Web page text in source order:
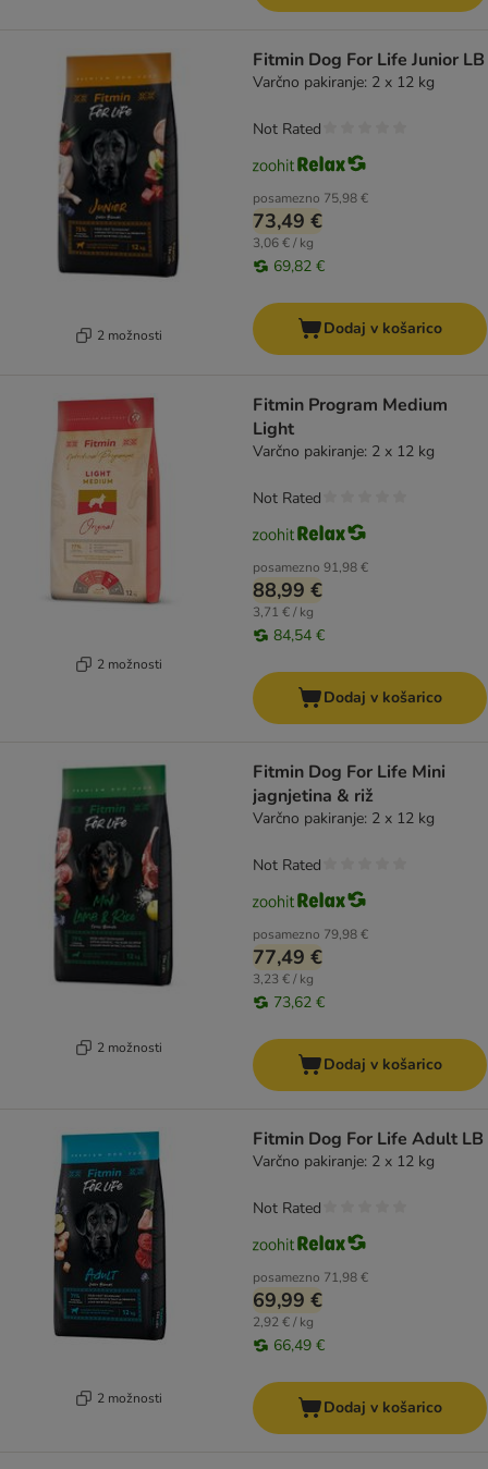
2 možnosti
Fitmin Dog For Life Junior LB
Varčno pakiranje: 2 x 12 kg
posamezno 75,98 €
73,49 €
3,06 € / kg
69,82 €
Not Rated
Dodaj v košarico
2 možnosti
Fitmin Program Medium
Light
Varčno pakiranje: 2 x 12 kg
posamezno 91,98 €
88,99 €
3,71 € / kg
84,54 €
Not Rated
Dodaj v košarico
2 možnosti
Fitmin Dog For Life Mini
jagnjetina & riž
Varčno pakiranje: 2 x 12 kg
posamezno 79,98 €
77,49 €
3,23 € / kg
73,62 €
Not Rated
Dodaj v košarico
2 možnosti
Fitmin Dog For Life Adult LB
Varčno pakiranje: 2 x 12 kg
posamezno 71,98 €
69,99 €
2,92 € / kg
66,49 €
Not Rated
Dodaj v košarico